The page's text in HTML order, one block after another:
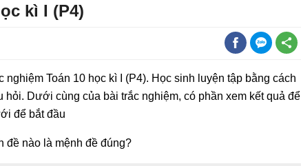
kì I (P4)
nghiệm Toán 10 học kì I (P4). Học sinh luyện tập bằng cách
hỏi. Dưới cùng của bài trắc nghiệm, có phần xem kết quả để
để bắt đầu
đề nào là mệnh đề đúng?